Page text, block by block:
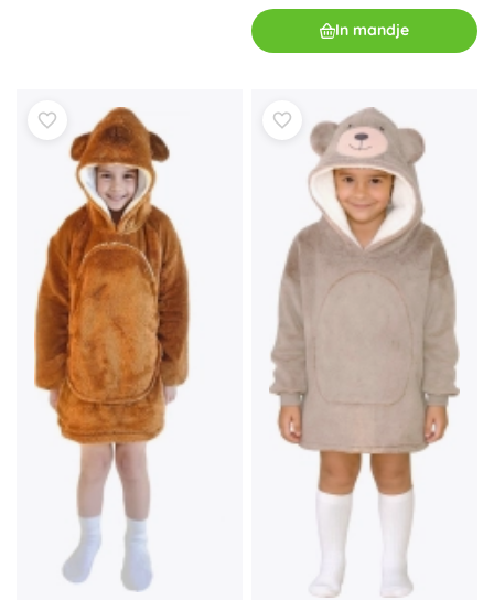
In mandje